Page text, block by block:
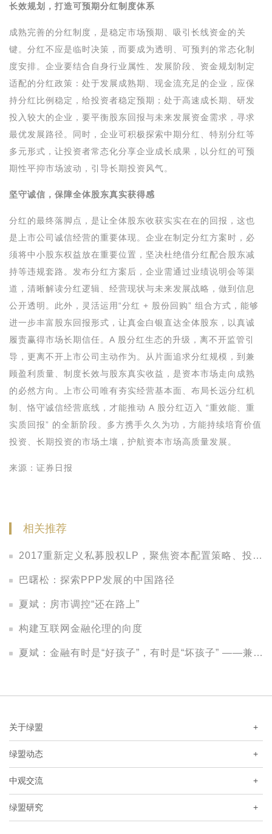
长效规划，打造可预期分红制度体系
成熟完善的分红制度，是稳定市场预期、吸引长线资金的关
键。分红不应是临时决策，而要成为透明、可预判的常态化制
度安排。企业要结合自身行业属性、发展阶段、资金规划制定
适配的分红政策：处于发展成熟期、现金流充足的企业，应保
持分红比例稳定，给投资者稳定预期；处于高速成长期、研发
投入较大的企业，要平衡股东回报与未来发展资金需求，寻求
最优发展路径。同时，企业可积极探索中期分红、特别分红等
多元形式，让投资者常态化分享企业成长成果，以分红的可预
期性平抑市场波动，引导长期投资风气。
坚守诚信，保障全体股东真实获得感
分红的最终落脚点，是让全体股东收获实实在在的回报，这也
是上市公司诚信经营的重要体现。企业在制定分红方案时，必
须将中小股东权益放在重要位置，坚决杜绝借分红配合股东减
持等违规套路。发布分红方案后，企业需通过业绩说明会等渠
道，清晰解读分红逻辑、经营现状与未来发展战略，做到信息
公开透明。此外，灵活运用“分红 + 股份回购” 组合方式，能够
进一步丰富股东回报形式，让真金白银直达全体股东，以真诚
履责赢得市场长期信任。A 股分红生态的升级，离不开监管引
导，更离不开上市公司主动作为。从片面追求分红规模，到兼
顾盈利质量、制度长效与股东真实收益，是资本市场走向成熟
的必然方向。上市公司唯有夯实经营基本面、布局长远分红机
制、恪守诚信经营底线，才能推动 A 股分红迈入 “重效能、重
实质回报” 的全新阶段。多方携手久久为功，方能持续培育价值
投资、长期投资的市场土壤，护航资本市场高质量发展。
来源：证券日报
相关推荐
2017重新定义私募股权LP，聚焦资本配置策略、投资实践与管理之道
巴曙松：探索PPP发展的中国路径
夏斌：房市调控“还在路上”
构建互联网金融伦理的向度
夏斌：金融有时是“好孩子”，有时是“坏孩子” ——兼谈经济与金融的关系
关于绿盟 +
绿盟动态 +
中观交流 +
绿盟研究 +